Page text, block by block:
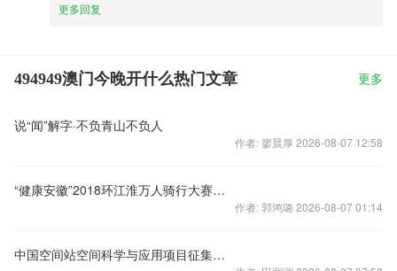
更多回复
494949澳门今晚开什么热门文章 更多
说“闻”解字·不负青山不负人
作者: 廖晨厚 2026-08-07 12:58
“健康安徽”2018环江淮万人骑行大赛宣城鸣枪开赛
作者: 郭鸿璐 2026-08-07 01:14
中国空间站空间科学与应用项目征集正式开始申报航天员桂海潮从“天宫”发来邀请